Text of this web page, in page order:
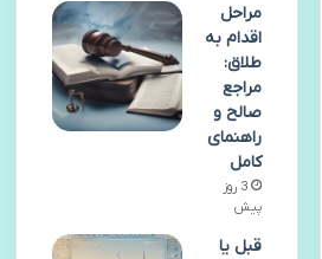
مراحل
اقدام به
طلاق:
مراجع
صالح و
راهنمای
کامل
3 روز
پیش
قبل یا